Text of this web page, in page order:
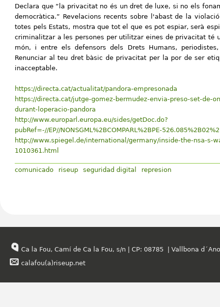
Declara que “la privacitat no és un dret de luxe, si no els
democràtica.” Revelacions recents sobre l'abast de la
totes pels Estats, mostra que tot el que es pot espiar, serà
criminalitzar a les persones per utilitzar eines de privacitat té
món, i entre els defensors dels Drets Humans,
Renunciar al teu dret bàsic de privacitat per la por de ser
inacceptable.
https://directa.cat/actualitat/pandora-empresonada
https://directa.cat/jutge-gomez-bermudez-envia-preso-set-de-
durant-loperacio-pandora
http://www.europarl.europa.eu/sides/getDoc.do?
pubRef=-//EP//NONSGML%2BCOMPARL%2BPE-
http://www.spiegel.de/international/germany/inside-the-nsa-s-
1010361.html
comunicado riseup seguridad digital represion
Ca la Fou, Camí de Ca la Fou, s/n | CP: 08785 | Vallbona
calafou(a)riseup.net